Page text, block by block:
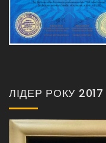
ЛІДЕР РОКУ 2017